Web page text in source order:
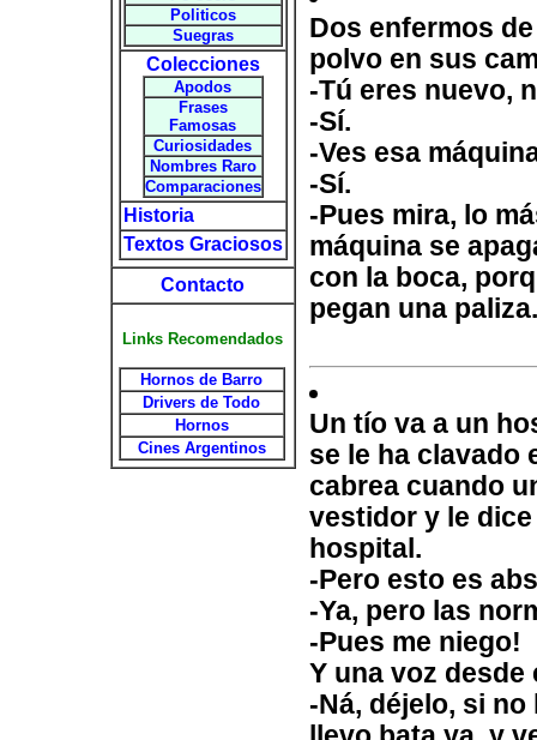
Politicos
Suegras
Colecciones
Apodos
Frases
Famosas
Curiosidades
Nombres Raro
Comparaciones
Historia
Textos Graciosos
Contacto
Links Recomendados
Hornos de Barro
Drivers de Todo
Hornos
Cines Argentinos
Dos enfermos
polvo en sus
-Tú eres nuevo,
-Sí.
-Ves esa
-Sí.
-Pues mira, lo
máquina se
con la boca,
pegan una
Un tío va a un
se le ha clavado
cabrea cuando
vestidor y le
hospital.
-Pero esto es
-Ya, pero las
-Pues me niego!
Y una voz
-Ná, déjelo, si